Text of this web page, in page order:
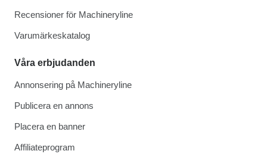
Recensioner för Machineryline
Varumärkeskatalog
Våra erbjudanden
Annonsering på Machineryline
Publicera en annons
Placera en banner
Affiliateprogram